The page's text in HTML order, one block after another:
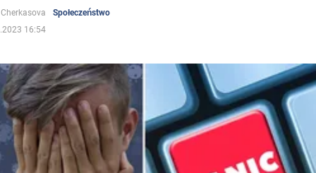
Ukrainie
Społeczeństwo
16:54